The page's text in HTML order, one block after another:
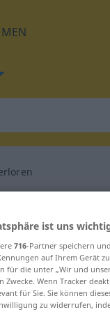
für
ist uns
716-Partner speichern
auf Ihrem Gerät
für die unter „Wir und
Zwecke. Wenn Tracker
für Sie. Sie können
zu widerrufen,